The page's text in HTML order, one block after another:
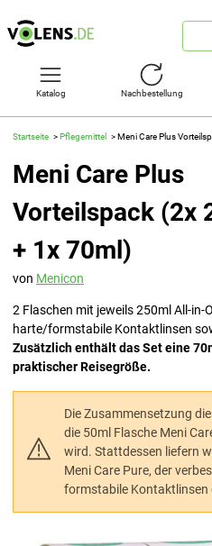
Katalog Nachbestellung
Startseite Pflegemittel Meni Care Plus
Meni Care Plus
Vorteilspack (2x
+ 1x 70ml)
von Menicon
2 Flaschen mit jeweils 250ml All-in-
harte/formstabile Kontaktlinsen
Zusätzlich enthält das Set eine
praktischer Reisegröße.
Die Zusammensetzung
die 50ml Flasche Meni
wird. Stattdessen liefern
Meni Care Pure, der
formstabile Kontaktlinsen